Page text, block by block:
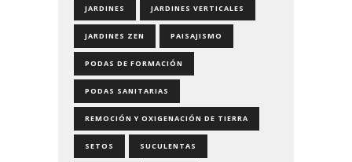
JARDINES JARDINES VERTICALES
JARDINES ZEN PAISAJISMO
PODAS DE FORMACIÓN
PODAS SANITARIAS
REMOCIÓN Y OXIGENACIÓN DE TIERRA
SETOS SUCULENTAS